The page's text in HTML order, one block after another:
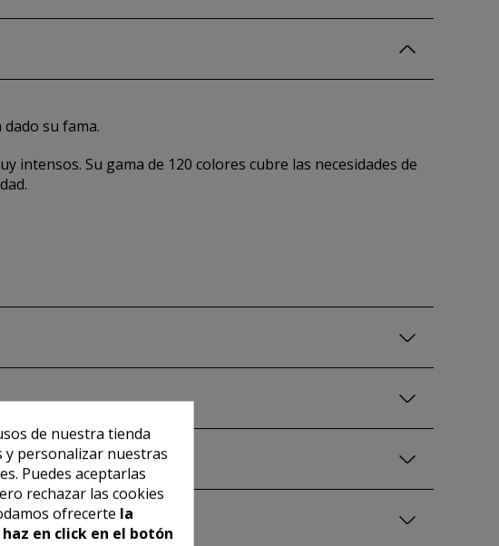
su fama.
intensos. Su gama de 120 colores cubre las necesidades de
de nuestra tienda
personalizar nuestras
Puedes aceptarlas
rechazar las cookies
ofrecerte la
en click en el botón